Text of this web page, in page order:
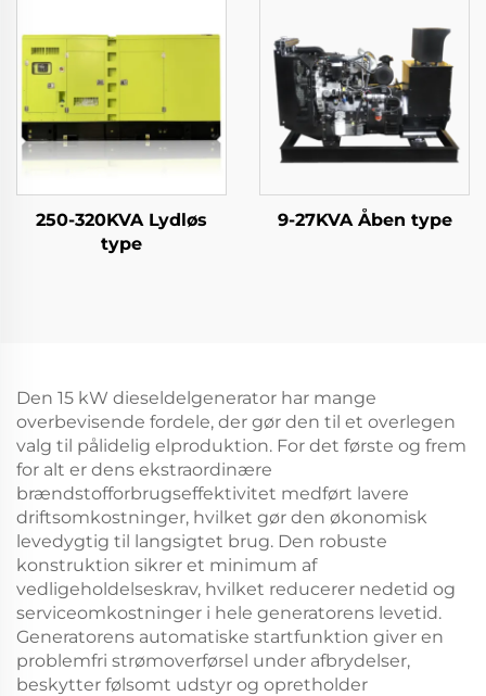
250-320KVA Lydløs
type
9-27KVA Åben type
Den 15 kW dieseldelgenerator har mange
overbevisende fordele, der gør den til et overlegen
valg til pålidelig elproduktion. For det første og frem
for alt er dens ekstraordinære
brændstofforbrugseffektivitet medført lavere
driftsomkostninger, hvilket gør den økonomisk
levedygtig til langsigtet brug. Den robuste
konstruktion sikrer et minimum af
vedligeholdelseskrav, hvilket reducerer nedetid og
serviceomkostninger i hele generatorens levetid.
Generatorens automatiske startfunktion giver en
problemfri strømoverførsel under afbrydelser,
beskytter følsomt udstyr og opretholder